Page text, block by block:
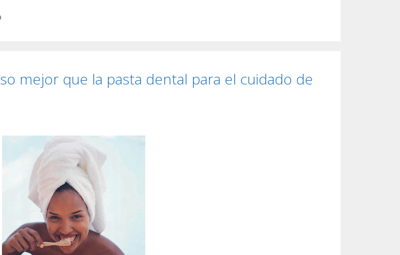
mejor que la pasta dental para el cuidado de